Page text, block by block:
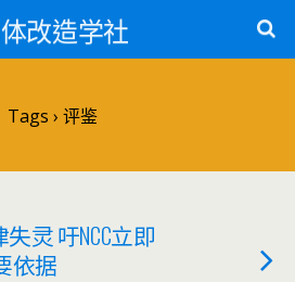
改造学社
Tags › 评鉴
灵 吁NCC立即
依据